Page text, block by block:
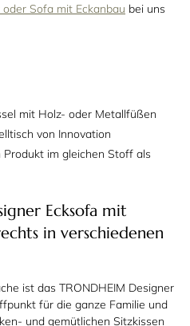
Sofa mit Eckanbau bei uns
mit Holz- oder Metallfüßen
von Innovation
Produkt im gleichen Stoff als
Ecksofa mit
in verschiedenen
ist das TRONDHEIM Designer
für die ganze Familie und
und gemütlichen Sitzkissen